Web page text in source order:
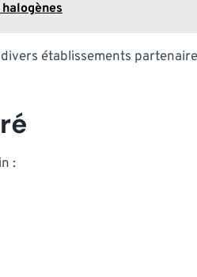
établissements
: